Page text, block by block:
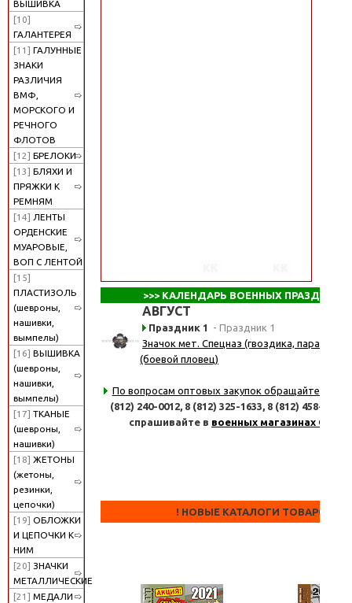
ВЫШИВКА
[10]
ГАЛАНТЕРЕЯ
[11] ГАЛУННЫЕ
ЗНАКИ
РАЗЛИЧИЯ
ВМФ,
МОРСКОГО И
РЕЧНОГО
ФЛОТОВ
[12] БРЕЛОКИ
[13] БЛЯХИ И
ПРЯЖКИ К
РЕМНЯМ
[14] ЛЕНТЫ
ОРДЕНСКИЕ
МУАРОВЫЕ,
ВОП С ЛЕНТОЙ
[15]
ПЛАСТИЗОЛЬ
(шевроны,
нашивки,
вымпелы)
[16] ВЫШИВКА
(шевроны,
нашивки,
вымпелы)
[17] ТКАНЫЕ
(шевроны,
нашивки)
[18] ЖЕТОНЫ
(жетоны,
резинки,
цепочки)
[19] ОБЛОЖКИ
И ЦЕПОЧКИ К
НИМ
[20] ЗНАЧКИ
МЕТАЛЛИЧЕСКИЕ
[21] МЕДАЛИ
>>> КАЛЕНДАРЬ ВОЕННЫХ
АВГУСТ
Праздник 1 - Праздник 1
Значок мет. Спецназ (гвоздика, парашют,
(боевой пловец)
По вопросам оптовых закупок обращайтесь
(812) 240-0012, 8 (812) 325-1633, 8 (812) 458-8347
спрашивайте в военных магазинах СПб
! НОВЫЕ КАТАЛОГИ ТОВАРОВ !